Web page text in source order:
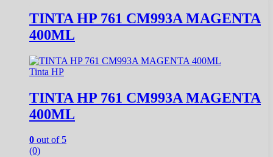
TINTA HP 761 CM993A MAGENTA
400ML
Tinta HP
TINTA HP 761 CM993A MAGENTA
400ML
0 out of 5
(0)